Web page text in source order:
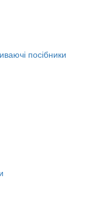
посібники